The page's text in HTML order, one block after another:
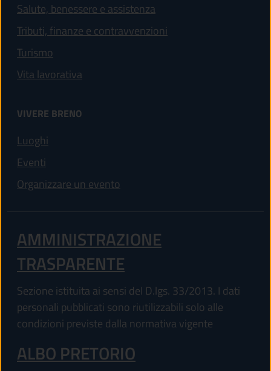
Salute, benessere e assistenza
Tributi, finanze e contravvenzioni
Turismo
Vita lavorativa
VIVERE BRENO
Luoghi
Eventi
Organizzare un evento
AMMINISTRAZIONE
TRASPARENTE
Sezione istituita ai sensi del D.lgs. 33/2013. I dati
personali pubblicati sono riutilizzabili solo alle
condizioni previste dalla normativa vigente
ALBO PRETORIO